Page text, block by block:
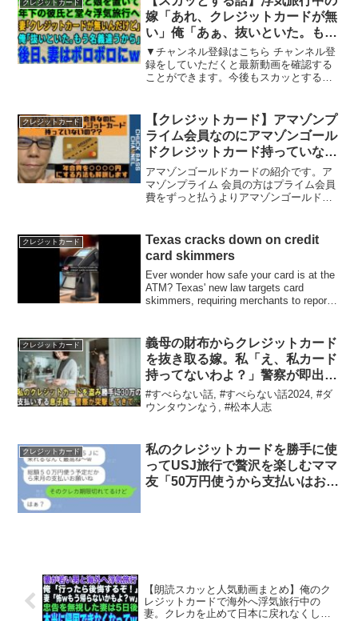
について...
クレジットカード
嫁「あれ、クレジットカードが無
い」俺「あぁ、抜いといた。もう
名義違うからな」→浮気相手の彼
氏、夫と子ども、住む場所、全て
を失った時の反応が…ｗ【修羅
▼チャンネル登録はこちら チャンネル登
録をしていただくと最新動画を確認する
ことができます。今後もスカッとする話
くお願いいたします！※登場する人物は
仮名です。実在する人物...
クレジットカード
【クレジットカード】アマゾンプ
ライム会員なのにアマゾンゴール
ドクレジットカード持っていない
の??損していますよ!!年会費割引
方法も解説します！
アマゾンゴールドカードの紹介です。ア
マゾンプライム 会員の方はプライム会員
費をずっと払うよりアマゾンゴールドク
は特典も多く利用している方が多いと思
います。アマゾンゴール...
クレジットカード
Texas cracks down on credit
card skimmers
Ever wonder how safe your card is at the
ATM? Texas' new law targets card
skimmers, requiring merchants to report
クレジットカード
義母の財布からクレジットカード
を抜き取る嫁。私「え、私カード
持ってないわよ？」警察が即出動
して…
#すべらない話, #すべらない話2024, #ダ
ウンタウンなう, #松本人志
クレジットカード
私のクレジットカードを勝手に使
ってUSJ旅行で贅沢を楽しむママ
友「50万円使うから支払いはお願
【朗読スカッと人気動画まとめ】俺のク
レジットカードで海外へ浮気旅行中の
妻。クレカを止めて日本に戻れなくした